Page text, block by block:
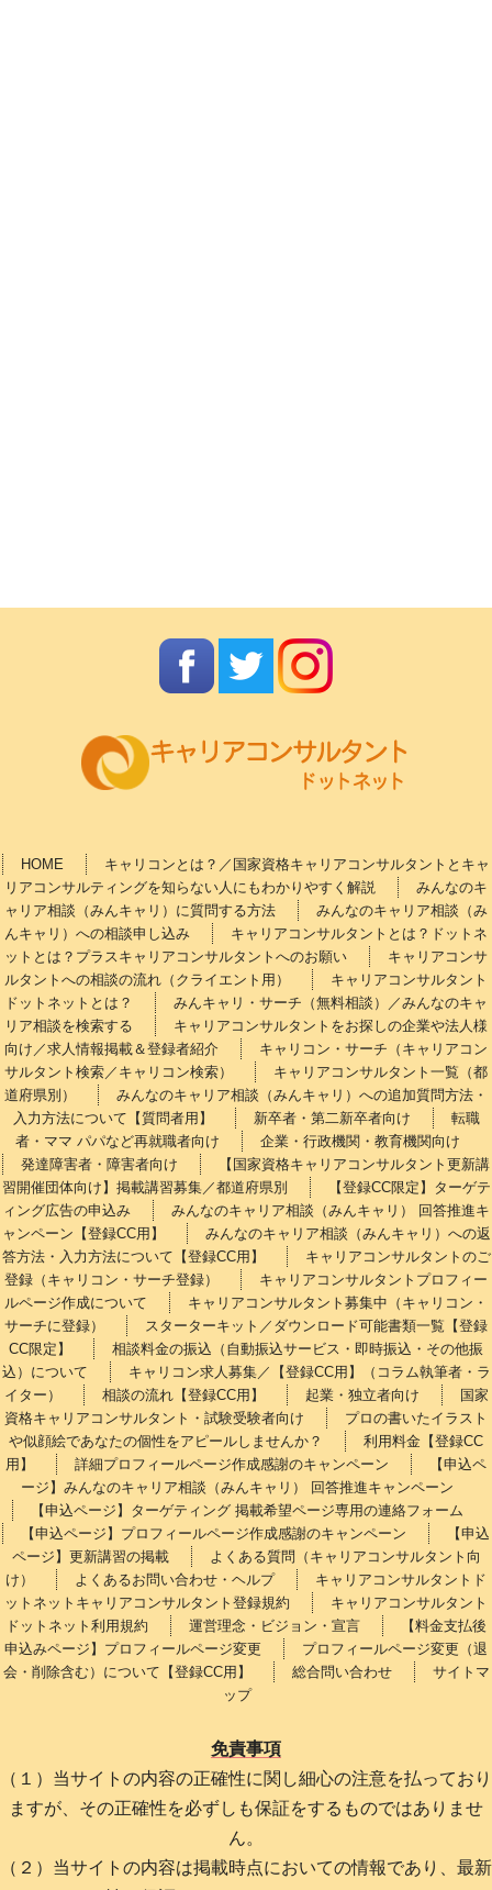
HOME
キャリコンとは？／国家資格キャリアコンサルタントとキャ
リアコンサルティングを知らない人にもわかりやすく解説
みんなのキ
ャリア相談（みんキャリ）に質問する方法
みんなのキャリア相談（み
んキャリ）への相談申し込み
キャリアコンサルタントとは？ドットネ
ットとは？プラスキャリアコンサルタントへのお願い
キャリアコンサ
ルタントへの相談の流れ（クライエント用）
キャリアコンサルタント
ドットネットとは？
みんキャリ・サーチ（無料相談）／みんなのキャ
リア相談を検索する
キャリアコンサルタントをお探しの企業や法人様
向け／求人情報掲載＆登録者紹介
キャリコン・サーチ（キャリアコン
サルタント検索／キャリコン検索）
キャリアコンサルタント一覧（都
道府県別）
みんなのキャリア相談（みんキャリ）への追加質問方法・
入力方法について【質問者用】
新卒者・第二新卒者向け
転職
者・ママ パパなど再就職者向け
企業・行政機関・教育機関向け
発達障害者・障害者向け
【国家資格キャリアコンサルタント更新講
習開催団体向け】掲載講習募集／都道府県別
【登録CC限定】ターゲテ
ィング広告の申込み
みんなのキャリア相談（みんキャリ） 回答推進キ
ャンペーン【登録CC用】
みんなのキャリア相談（みんキャリ）への返
答方法・入力方法について【登録CC用】
キャリアコンサルタントのご
登録（キャリコン・サーチ登録）
キャリアコンサルタントプロフィー
ルページ作成について
キャリアコンサルタント募集中（キャリコン・
サーチに登録）
スターターキット／ダウンロード可能書類一覧【登録
CC限定】
相談料金の振込（自動振込サービス・即時振込・その他振
込）について
キャリコン求人募集／【登録CC用】（コラム執筆者・ラ
イター）
相談の流れ【登録CC用】 起業・独立者向け
国家
資格キャリアコンサルタント・試験受験者向け
プロの書いたイラスト
や似顔絵であなたの個性をアピールしませんか？
利用料金【登録CC
用】
詳細プロフィールページ作成感謝のキャンペーン
【申込ペ
ージ】みんなのキャリア相談（みんキャリ） 回答推進キャンペーン
【申込ページ】ターゲティング 掲載希望ページ専用の連絡フォーム
【申込ページ】プロフィールページ作成感謝のキャンペーン
【申込
ページ】更新講習の掲載
よくある質問（キャリアコンサルタント向
け）
よくあるお問い合わせ・ヘルプ
キャリアコンサルタントド
ットネットキャリアコンサルタント登録規約
キャリアコンサルタント
ドットネット利用規約
運営理念・ビジョン・宣言
【料金支払後
申込みページ】プロフィールページ変更
プロフィールページ変更（退
会・削除含む）について【登録CC用】
総合問い合わせ
サイトマ
ップ
免責事項
（１）当サイトの内容の正確性に関し細心の注意を払っており
ますが、その正確性を必ずしも保証をするものではありませ
ん。
（２）当サイトの内容は掲載時点においての情報であり、最新